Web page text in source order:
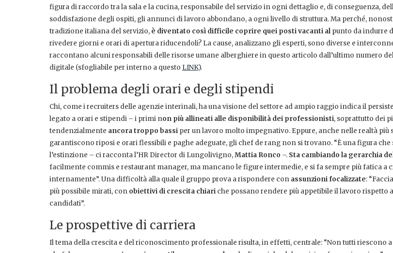
figura di raccordo tra la sala e la cucina, responsabile del servizio in ogni dettaglio e, di conseguenza,
soddisfazione degli ospiti, gli annunci di lavoro abbondano, a ogni livello di struttura. Ma perché,
tradizione italiana del servizio, è diventato così difficile coprire quei posti vacanti al punto da indurre
rivedere giorni e orari di apertura riducendoli? La cause, analizzano gli esperti, sono diverse e
raccontano alcuni responsabili delle risorse umane alberghiere in questo articolo dall’ultimo numero
digitale (sfogliabile per interno a questo LINK).
Il problema degli orari e degli stipendi
Chi, come i recruiters delle agenzie interinali, ha una visione del settore ad ampio raggio indica il
legato a orari e stipendi – i primi non più allineati alle disponibilità dei professionisti, soprattutto dei
tendenzialmente ancora troppo bassi per un lavoro molto impegnativo. Eppure, anche nelle realtà più
garantiscono riposi e orari flessibili e paghe adeguate, gli chef de rang non si trovano. “È una figura che
l’estinzione – ci racconta l’HR Director di Lungolivigno,Mattia Ronco –. Sta cambiando la gerarchia
facilmente commis e restaurant manager, ma mancano le figure intermedie, e si fa sempre più fatica a
internamente”. Una difficoltà alla quale il gruppo prova a rispondere con assunzioni focalizzate:
più possibile mirati, con obiettivi di crescita chiari che possano rendere più appetibile il lavoro rispetto
candidati”.
Le prospettive di carriera
Il tema della crescita e del riconoscimento professionale risulta, in effetti, centrale: “Non tutti riescono a